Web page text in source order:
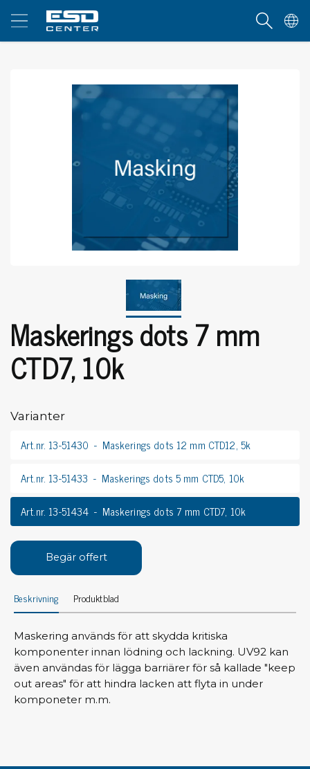
Maskerings dots 7 mm
CTD7, 10k
Varianter
Art.nr. 13-51430
Maskerings dots 12 mm CTD12, 5k
Art.nr. 13-51433
Maskerings dots 5 mm CTD5, 10k
Art.nr. 13-51434
Maskerings dots 7 mm CTD7, 10k
Begär offert
Beskrivning Produktblad
Maskering används för att skydda kritiska
komponenter innan lödning och lackning. UV92 kan
även användas för lägga barriärer för så kallade "keep
out areas" för att hindra lacken att flyta in under
komponeter m.m.